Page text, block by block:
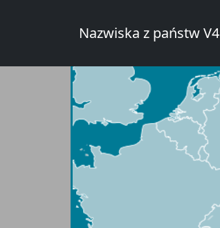
Nazwiska z państw V4